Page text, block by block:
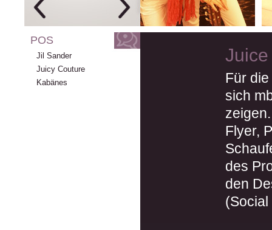
Für
sich
Flyer,
des
den
POS
Jil Sander
Juicy Couture
Kabänes